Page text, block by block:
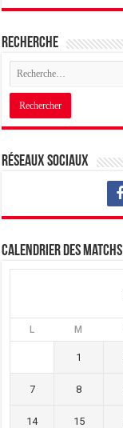
Recherche
Réseaux sociaux
Calendrier des matchs
L M
1
7 8
14 15